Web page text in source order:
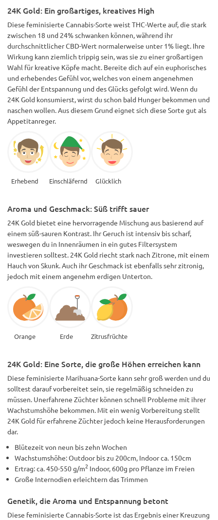
24K Gold: Ein großartiges, kreatives High
Diese feminisierte Cannabis-Sorte weist THC-Werte auf, die stark
zwischen 18 und 24% schwanken können, während ihr
durchschnittlicher CBD-Wert normalerweise unter 1% liegt. Ihre
Wirkung kann ziemlich trippig sein, was sie zu einer großartigen
Wahl für kreative Köpfe macht. Bereite dich auf ein euphorisches
und erhebendes Gefühl vor, welches von einem angenehmen
Gefühl der Entspannung und des Glücks gefolgt wird. Wenn du
24K Gold konsumierst, wirst du schon bald Hunger bekommen und
naschen wollen. Aus diesem Grund eignet sich diese Sorte gut als
Appetitanreger.
Erhebend Einschläfernd Glücklich
Aroma und Geschmack: Süß trifft sauer
24K Gold bietet eine hervorragende Mischung aus basierend auf
einem süß-sauren Kontrast. Ihr Geruch ist intensiv bis scharf,
weswegen du in Innenräumen in ein gutes Filtersystem
investieren solltest. 24K Gold riecht stark nach Zitrone, mit einem
Hauch von Skunk. Auch ihr Geschmack ist ebenfalls sehr zitronig,
jedoch mit einem angenehm erdigen Unterton.
Orange Erde Zitrusfrüchte
24K Gold: Eine Sorte, die große Höhen erreichen kann
Diese feminisierte Marihuana-Sorte kann sehr groß werden und du
solltest darauf vorbereitet sein, sie regelmäßig schneiden zu
müssen. Unerfahrene Züchter können schnell Probleme mit ihrer
Wachstumshöhe bekommen. Mit ein wenig Vorbereitung stellt
24K Gold für erfahrene Züchter jedoch keine Herausforderungen
dar.
Blütezeit von neun bis zehn Wochen
Wachstumshöhe: Outdoor bis zu 200cm, Indoor ca. 150cm
Ertrag: ca. 450-550 g/m2 Indoor, 600g pro Pflanze im Freien
Große Internodien erleichtern das Trimmen
Genetik, die Aroma und Entspannung betont
Diese feminisierte Cannabis-Sorte ist das Ergebnis einer Kreuzung